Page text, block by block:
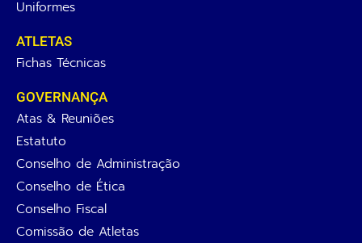
Uniformes
ATLETAS
Fichas Técnicas
GOVERNANÇA
Atas & Reuniões
Estatuto
Conselho de Administração
Conselho de Ética
Conselho Fiscal
Comissão de Atletas